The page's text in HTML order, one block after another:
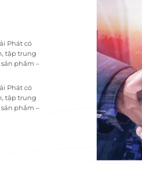
Phát có
tập trung
phẩm –
Phát có
tập trung
phẩm –